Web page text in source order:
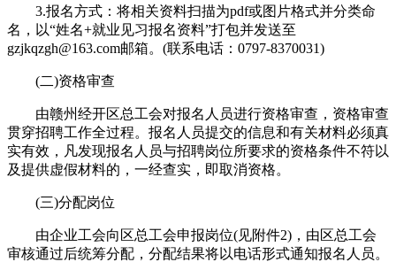
3.报名方式：将相关资料扫描为pdf或图片格式并分类命
名，以“姓名+就业见习报名资料”打包并发送至
gzjkqzgh@163.com邮箱。(联系电话：0797-8370031)
(二)资格审查
由赣州经开区总工会对报名人员进行资格审查，资格审查
贯穿招聘工作全过程。报名人员提交的信息和有关材料必须真
实有效，凡发现报名人员与招聘岗位所要求的资格条件不符以
及提供虚假材料的，一经查实，即取消资格。
(三)分配岗位
由企业工会向区总工会申报岗位(见附件2)，由区总工会
审核通过后统筹分配，分配结果将以电话形式通知报名人员。